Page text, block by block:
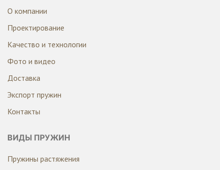
О компании
Проектирование
Качество и технологии
Фото и видео
Доставка
Экспорт пружин
Контакты
ВИДЫ ПРУЖИН
Пружины растяжения